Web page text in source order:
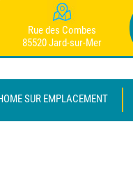
Rue des Combes
85520 Jard-sur-Mer
SUR EMPLACEMENT